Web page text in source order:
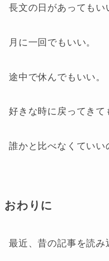
長文の日があってもい
月に一回でもいい。
途中で休んでもいい。
好きな時に戻ってきて
誰かと比べなくていい
おわりに
最近、昔の記事を読み